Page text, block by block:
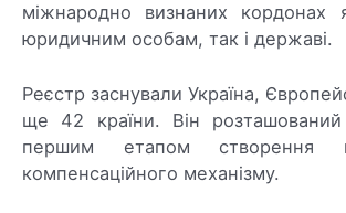
міжнародно визнаних кордонах
юридичним особам, так і державі.
Реєстр заснували Україна,
ще 42 країни. Він
першим етапом створення
компенсаційного механізму.